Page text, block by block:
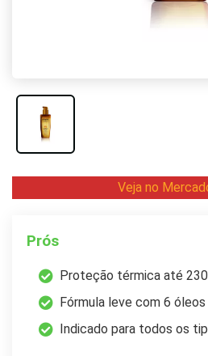
Veja no
Prós
Proteção térmica até 230
Fórmula leve com 6
Indicado para todos os